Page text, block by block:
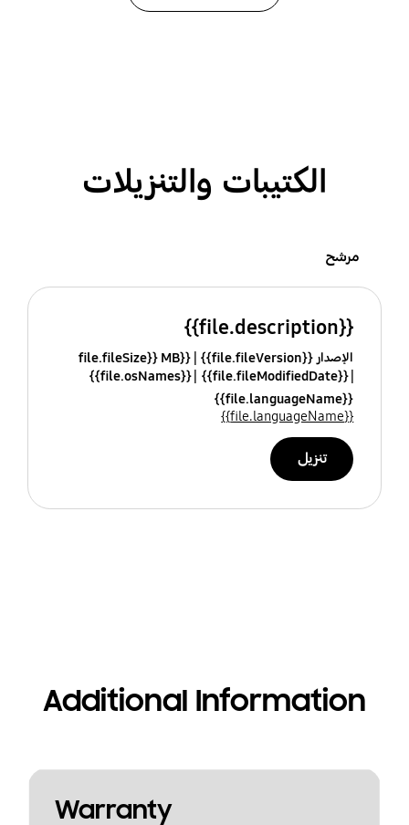
الكتيبات والتنزيلات
مرشح
{{file.description}}
الإصدار {{file.fileVersion}}
{{file.fileSize}} MB
{{file.fileModifiedDate}}
{{file.osNames}}
{{file.languageName}}
{{file.languageName}}
تنزيل
Additional Information
Warranty